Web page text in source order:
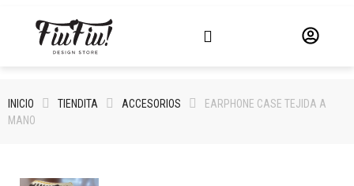
INICIO TIENDITA ACCESORIOS
EARPHONE CASE TEJIDA A
MANO